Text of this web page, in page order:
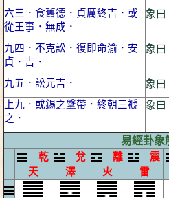
六三．食舊德．貞厲終吉．或
從王事．無成．
象曰
九四．不克訟．復即命渝．安
貞．吉．
象曰
九五．訟元吉．
象曰
上九．或錫之鞶帶．終朝三褫
之．
象曰
易經卦象
乾
天
兌
澤
離
火
震
雷